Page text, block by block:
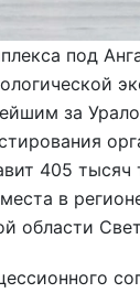
под
за
405 тысяч
в
области